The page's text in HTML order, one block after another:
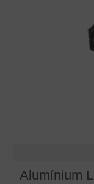
Alumínium